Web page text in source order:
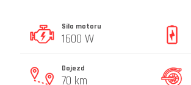
Síla motoru
1600 W
Dojezd
70 km